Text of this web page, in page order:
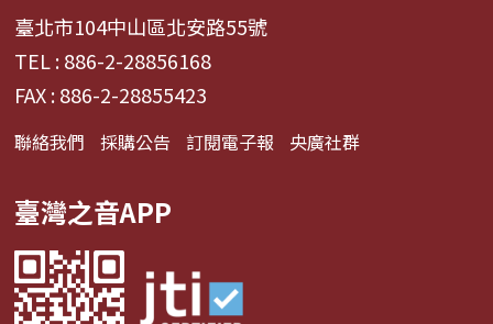
臺北市104中山區北安路55號
TEL : 886-2-28856168
FAX : 886-2-28855423
聯絡我們 採購公告 訂閱電子報 央廣社群
臺灣之音APP